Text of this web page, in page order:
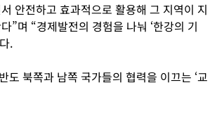
안전하고 효과적으로 활용해 그 지역이 지
”며 “경제발전의 경험을 나눠 ‘한강의 기
.
북쪽과 남쪽 국가들의 협력을 이끄는 ‘교